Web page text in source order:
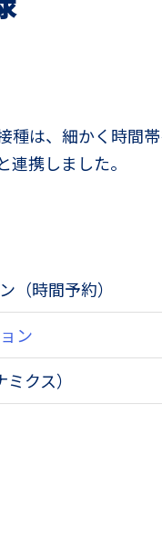
種は、細かく時間
携しました。
（時間予約）
ン
クス）